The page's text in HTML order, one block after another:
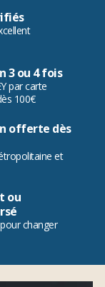
3 ou 4 fois
par carte
100€
offerte dès
et
ou
changer